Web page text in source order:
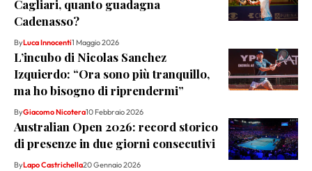
Cagliari, quanto guadagna
Cadenasso?
ByLuca Innocenti1 Maggio 2026
L’incubo di Nicolas Sanchez
Izquierdo: “Ora sono più tranquillo,
ma ho bisogno di riprendermi”
ByGiacomo Nicotera10 Febbraio 2026
Australian Open 2026: record storico
di presenze in due giorni consecutivi
ByLapo Castrichella20 Gennaio 2026